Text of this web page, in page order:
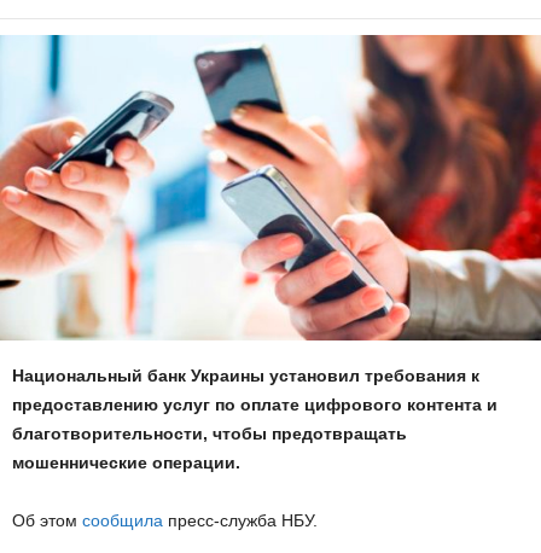
Национальный банк Украины установил требования к
предоставлению услуг по оплате цифрового контента и
благотворительности, чтобы предотвращать
мошеннические операции.
Об этом сообщила пресс-служба НБУ.